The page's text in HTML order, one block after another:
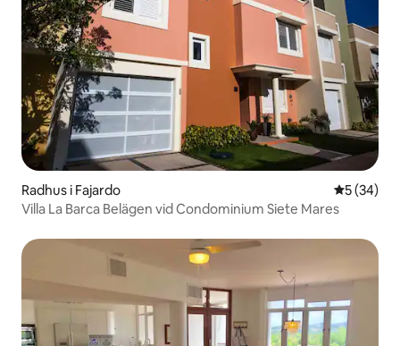
Radhus i Fajardo 5 av 5 i
5 (34)
Villa La Barca Belägen vid Condominium Siete Mares